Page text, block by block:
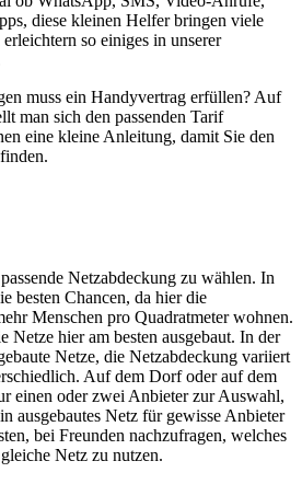
diese kleinen Helfer bringen viele
so einiges in unserer
muss ein Handyvertrag erfüllen? Auf
man sich den passenden Tarif
eine kleine Anleitung, damit Sie den
Netzabdeckung zu wählen. In
besten Chancen, da hier die
Menschen pro Quadratmeter wohnen.
Netze hier am besten ausgebaut. In der
Netze, die Netzabdeckung variiert
Auf dem Dorf oder auf dem
einen oder zwei Anbieter zur Auswahl,
ausgebautes Netz für gewisse Anbieter
bei Freunden nachzufragen, welches
Netz zu nutzen.